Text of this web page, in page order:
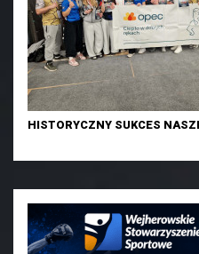
HISTORYCZNY SUKCES